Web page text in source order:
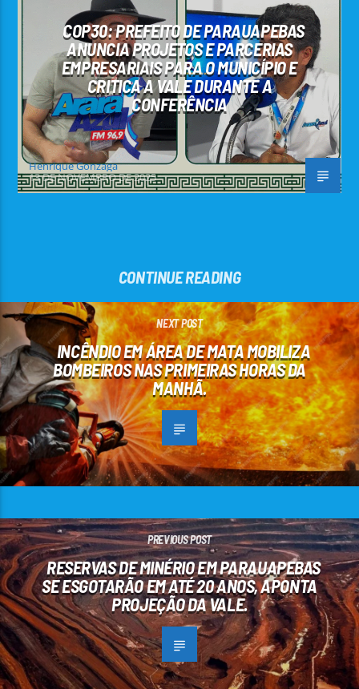
COP30: PREFEITO DE PARAUAPEBAS
ANUNCIA PROJETOS E PARCERIAS
EMPRESARIAIS PARA O MUNICÍPIO E
CRITICA A VALE DURANTE A
CONFERÊNCIA
Henrique Gonzaga
13 DE NOVEMBRO DE 2025
CONTINUE READING
NEXT POST
INCÊNDIO EM ÁREA DE MATA MOBILIZA
BOMBEIROS NAS PRIMEIRAS HORAS DA
MANHÃ.
PREVIOUS POST
RESERVAS DE MINÉRIO EM PARAUAPEBAS
SE ESGOTARÃO EM ATÉ 20 ANOS, APONTA
PROJEÇÃO DA VALE.